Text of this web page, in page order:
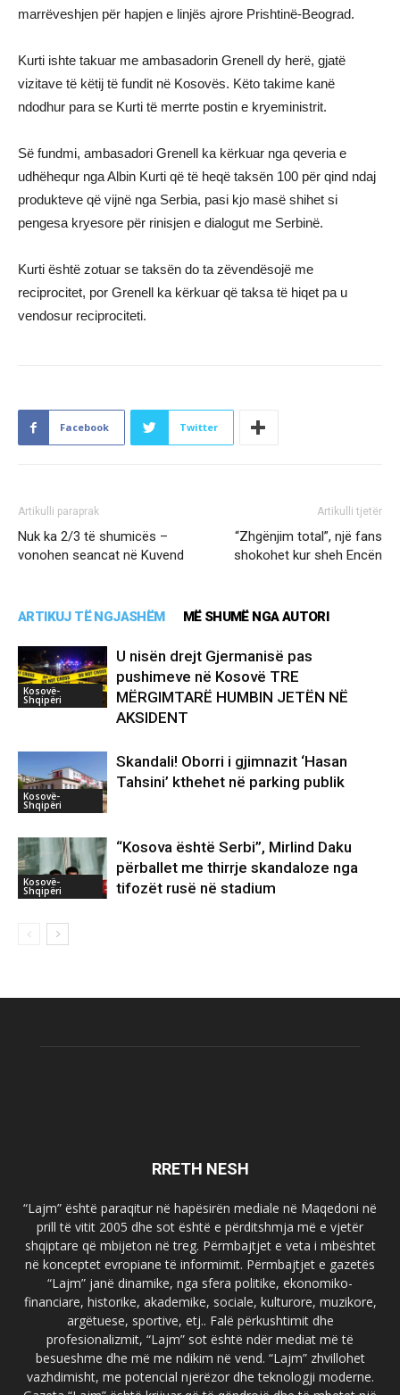
marrëveshjen për hapjen e linjës ajrore Prishtinë-Beograd.
Kurti ishte takuar me ambasadorin Grenell dy herë, gjatë
vizitave të këtij të fundit në Kosovës. Këto takime kanë
ndodhur para se Kurti të merrte postin e kryeministrit.
Së fundmi, ambasadori Grenell ka kërkuar nga qeveria e
udhëhequr nga Albin Kurti që të heqë taksën 100 për qind ndaj
produkteve që vijnë nga Serbia, pasi kjo masë shihet si
pengesa kryesore për rinisjen e dialogut me Serbinë.
Kurti është zotuar se taksën do ta zëvendësojë me
reciprocitet, por Grenell ka kërkuar që taksa të hiqet pa u
vendosur reciprociteti.
Facebook Twitter
Artikulli paraprak
Nuk ka 2/3 të shumicës –
vonohen seancat në Kuvend
Artikulli tjetër
“Zhgënjim total”, një fans
shokohet kur sheh Encën
ARTIKUJ TË NGJASHËM MË SHUMË NGA AUTORI
Kosovë-
Shqipëri
U nisën drejt Gjermanisë pas
pushimeve në Kosovë TRE
MËRGIMTARË HUMBIN JETËN NË
AKSIDENT
Kosovë-
Shqipëri
Skandali! Oborri i gjimnazit ‘Hasan
Tahsini’ kthehet në parking publik
Kosovë-
Shqipëri
“Kosova është Serbi”, Mirlind Daku
përballet me thirrje skandaloze nga
tifozët rusë në stadium
RRETH NESH
“Lajm” është paraqitur në hapësirën mediale në Maqedoni në
prill të vitit 2005 dhe sot është e përditshmja më e vjetër
shqiptare që mbijeton në treg. Përmbajtjet e veta i mbështet
në konceptet evropiane të informimit. Përmbajtjet e gazetës
“Lajm” janë dinamike, nga sfera politike, ekonomiko-
financiare, historike, akademike, sociale, kulturore, muzikore,
argëtuese, sportive, etj.. Falë përkushtimit dhe
profesionalizmit, “Lajm” sot është ndër mediat më të
besueshme dhe më me ndikim në vend. “Lajm” zhvillohet
vazhdimisht, me potencial njerëzor dhe teknologji moderne.